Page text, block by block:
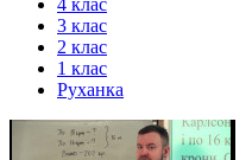
3 клас
2 клас
1 клас
Руханка